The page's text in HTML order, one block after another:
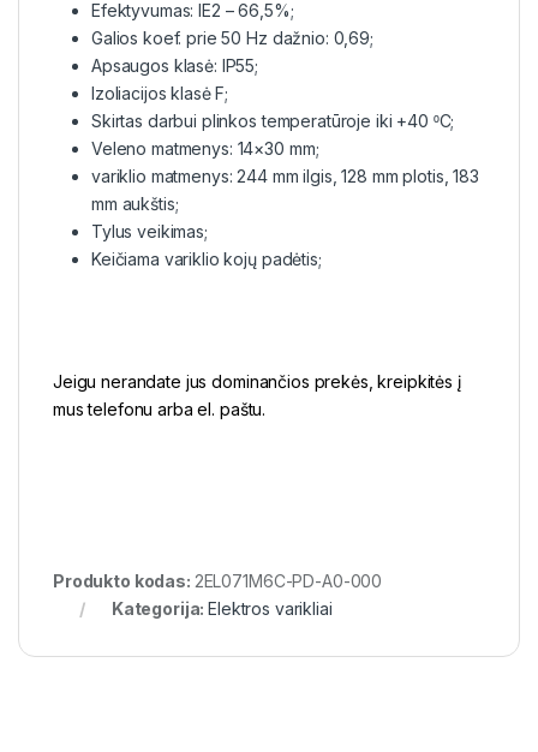
Efektyvumas: IE2 – 66,5%;
Galios koef. prie 50 Hz dažnio: 0,69;
Apsaugos klasė: IP55;
Izoliacijos klasė F;
Skirtas darbui plinkos temperatūroje iki +40 ⁰C;
Veleno matmenys: 14×30 mm;
variklio matmenys: 244 mm ilgis, 128 mm plotis, 183
mm aukštis;
Tylus veikimas;
Keičiama variklio kojų padėtis;
Jeigu nerandate jus dominančios prekės, kreipkitės į
mus telefonu arba el. paštu.
Produkto kodas: 2EL071M6C-PD-A0-000
Kategorija:Elektros varikliai